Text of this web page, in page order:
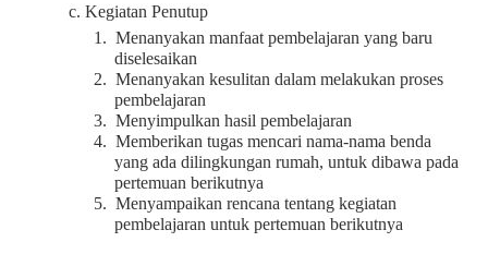
c. Kegiatan Penutup
1. Menanyakan manfaat pembelajaran yang baru
diselesaikan
2. Menanyakan kesulitan dalam melakukan proses
pembelajaran
3. Menyimpulkan hasil pembelajaran
4. Memberikan tugas mencari nama-nama benda
yang ada dilingkungan rumah, untuk dibawa pada
pertemuan berikutnya
5. Menyampaikan rencana tentang kegiatan
pembelajaran untuk pertemuan berikutnya